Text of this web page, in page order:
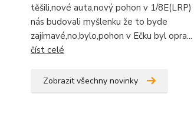
těšili,nové auta,nový pohon v 1/8E(LRP)
nás budovali myšlenku že to byde
zajímavé,no,bylo,pohon v Ečku byl opra...
číst celé
Zobrazit všechny novinky